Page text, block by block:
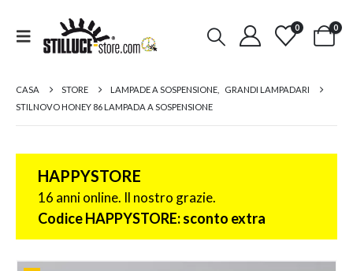
0 0
CASA STORE LAMPADE A SOSPENSIONE
GRANDI LAMPADARI
STILNOVO HONEY 86 LAMPADA A SOSPENSIONE
HAPPYSTORE
16 anni online. Il nostro grazie.
Codice HAPPYSTORE: sconto extra